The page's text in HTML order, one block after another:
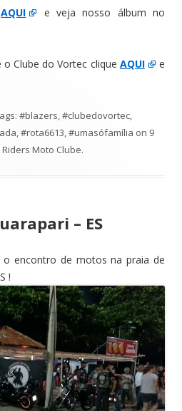
AQUI
e veja nosso álbum no
Clube do Vortec clique AQUI
e
#blazers,#clubedovortec,
,#rota6613,#umasófamília on 9
Moto Clube.
– ES
encontro de motos na praia de
!